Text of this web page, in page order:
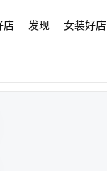
店 发现 女装好店